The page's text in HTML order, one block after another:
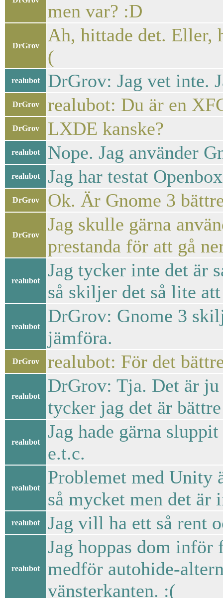
men var? :D
DrGrov
Ah, hittade det. Eller,
(
realubot DrGrov: Jag vet inte.
DrGrov realubot: Du är en
DrGrov LXDE kanske?
realubot Nope. Jag använder
realubot Jag har testat
DrGrov Ok. Är Gnome 3
DrGrov
Jag skulle gärna
prestanda för att gå
realubot
Jag tycker inte det är
så skiljer det så lite
realubot
DrGrov: Gnome 3
jämföra.
DrGrov realubot: För det
realubot
DrGrov: Tja. Det är ju
tycker jag det är
realubot
Jag hade gärna
e.t.c.
realubot
Problemet med Unity
så mycket men det är
realubot Jag vill ha ett så rent
realubot
Jag hoppas dom inför
medför autohide-
vänsterkanten. :(